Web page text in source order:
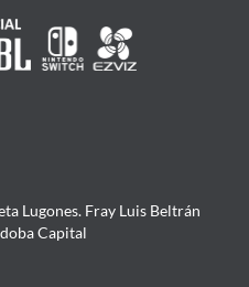
Lugones. Fray Luis Beltrán
Capital